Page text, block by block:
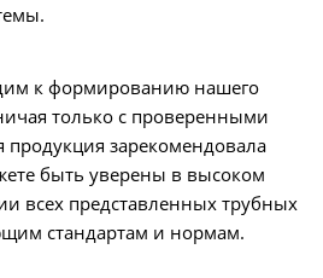
к формированию нашего
только с проверенными
зарекомендовала
быть уверены в высоком
всех представленных трубных
стандартам и нормам.